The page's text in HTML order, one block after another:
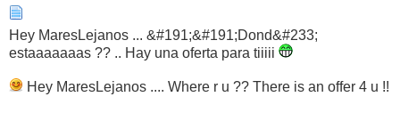
Hey MaresLejanos ... &#191;&#191;Dond&#233;
estaaaaaaas ?? .. Hay una oferta para tiiiii
Hey MaresLejanos .... Where r u ?? There is an offer 4 u !!